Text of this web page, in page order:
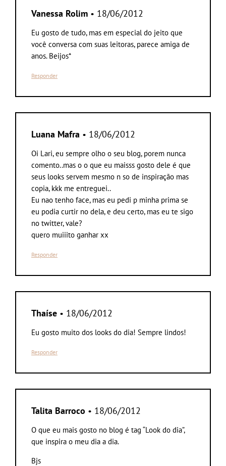
Vanessa Rolim • 18/06/2012
Eu gosto de tudo, mas em especial do jeito que
você conversa com suas leitoras, parece amiga de
anos. Beijos*
Responder
Luana Mafra • 18/06/2012
Oi Lari, eu sempre olho o seu blog, porem nunca
comento..mas o o que eu maisss gosto dele é que
seus looks servem mesmo n so de inspiração mas
copia, kkk me entreguei..
Eu nao tenho face, mas eu pedi p minha prima se
eu podia curtir no dela, e deu certo, mas eu te sigo
no twitter, vale?
quero muiiito ganhar xx
Responder
Thaíse • 18/06/2012
Eu gosto muito dos looks do dia! Sempre lindos!
Responder
Talita Barroco • 18/06/2012
O que eu mais gosto no blog é tag “Look do dia”,
que inspira o meu dia a dia.
Bjs